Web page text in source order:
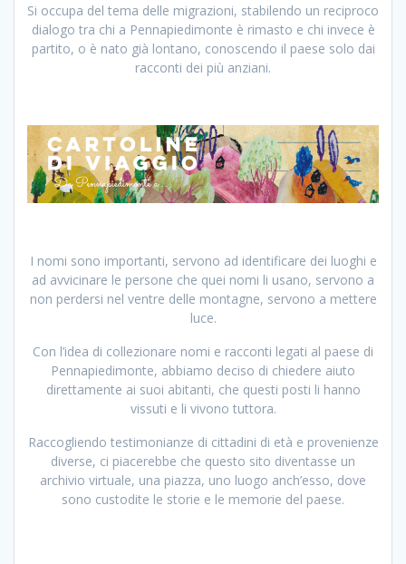
Si occupa del tema delle migrazioni, stabilendo un reciproco
dialogo tra chi a Pennapiedimonte è rimasto e chi invece è
partito, o è nato già lontano, conoscendo il paese solo dai
racconti dei più anziani.
I nomi sono importanti, servono ad identificare dei luoghi e
ad avvicinare le persone che quei nomi li usano, servono a
non perdersi nel ventre delle montagne, servono a mettere
luce.
Con l’idea di collezionare nomi e racconti legati al paese di
Pennapiedimonte, abbiamo deciso di chiedere aiuto
direttamente ai suoi abitanti, che questi posti li hanno
vissuti e li vivono tuttora.
Raccogliendo testimonianze di cittadini di età e provenienze
diverse, ci piacerebbe che questo sito diventasse un
archivio virtuale, una piazza, uno luogo anch’esso, dove
sono custodite le storie e le memorie del paese.